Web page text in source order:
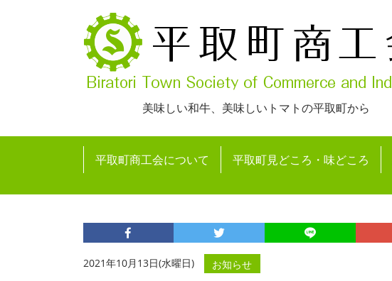
美味しい和牛、美味しいトマトの平取町から
平取町商工会について 平取町見どころ・味どころ
2021年10月13日(水曜日) お知らせ